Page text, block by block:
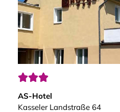

AS-Hotel
Kasseler Landstraße 64